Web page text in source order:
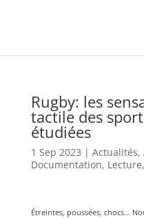
Rugby: les
tactile des
étudiées
1 Sep 2023 | Actualités,
Documentation, Lecture,
Étreintes, poussées, chocs…